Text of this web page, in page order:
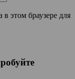
этом браузере для